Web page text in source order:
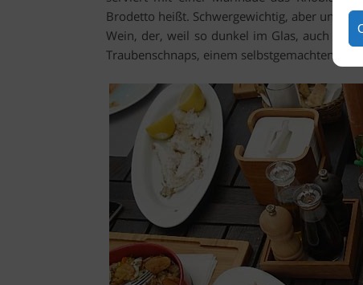
Brodetto heißt. Schwergewichtig, aber
Wein, der, weil so dunkel im Glas, auch
Traubenschnaps, einem selbstgemachten